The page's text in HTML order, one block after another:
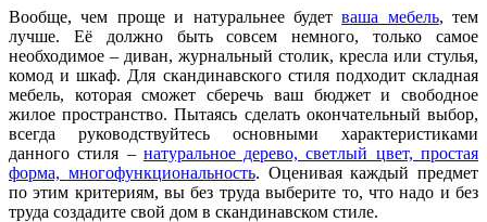
Вообще, чем проще и натуральнее будетваша мебель, тем
лучше. Её должно быть совсем немного, только самое
необходимое – диван, журнальный столик, кресла или стулья,
комод и шкаф. Для скандинавского стиля подходит складная
мебель, которая сможет сберечь ваш бюджет и свободное
жилое пространство. Пытаясь сделать окончательный выбор,
всегда руководствуйтесь основными характеристиками
данного стиля – натуральное дерево, светлый цвет, простая
форма, многофункциональность. Оценивая каждый предмет
по этим критериям, вы без труда выберите то, что надо и без
труда создадите свой дом в скандинавском стиле.